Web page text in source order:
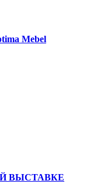
Mebel
ВЫСТАВКЕ